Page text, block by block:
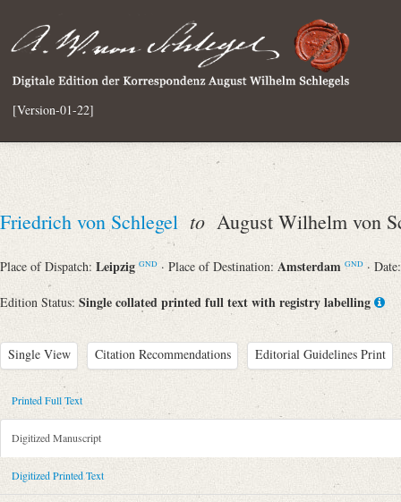
[Version-01-22]
Friedrich von Schlegel to August Wilhelm von
Place of Dispatch: Leipzig GND · Place of Destination: Amsterdam GND ·
Edition Status: Single collated printed full text with registry labelling
Single View Citation Recommendations Editorial Guidelines Print
Metadata Concerning Header
Sender: Friedrich von Schlegel
Recipient: August Wilhelm von Schlegel
Place of Dispatch: Leipzig
Place of Destination: Amsterdam
Printed Full Text
Digitized Manuscript
Digitized Printed Text